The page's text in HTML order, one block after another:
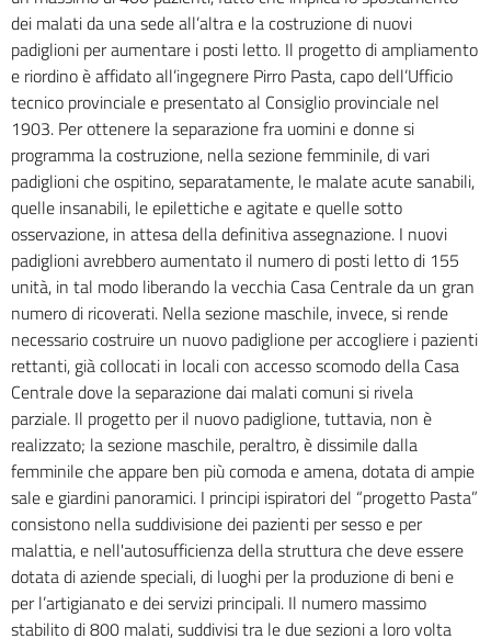
dei malati da una sede all’altra e la costruzione di nuovi
padiglioni per aumentare i posti letto. Il progetto di ampliamento
e riordino è affidato all’ingegnere Pirro Pasta, capo dell’Ufficio
tecnico provinciale e presentato al Consiglio provinciale nel
1903. Per ottenere la separazione fra uomini e donne si
programma la costruzione, nella sezione femminile, di vari
padiglioni che ospitino, separatamente, le malate acute sanabili,
quelle insanabili, le epilettiche e agitate e quelle sotto
osservazione, in attesa della definitiva assegnazione. I nuovi
padiglioni avrebbero aumentato il numero di posti letto di 155
unità, in tal modo liberando la vecchia Casa Centrale da un gran
numero di ricoverati. Nella sezione maschile, invece, si rende
necessario costruire un nuovo padiglione per accogliere i pazienti
rettanti, già collocati in locali con accesso scomodo della Casa
Centrale dove la separazione dai malati comuni si rivela
parziale. Il progetto per il nuovo padiglione, tuttavia, non è
realizzato; la sezione maschile, peraltro, è dissimile dalla
femminile che appare ben più comoda e amena, dotata di ampie
sale e giardini panoramici. I principi ispiratori del “progetto Pasta”
consistono nella suddivisione dei pazienti per sesso e per
malattia, e nell'autosufficienza della struttura che deve essere
dotata di aziende speciali, di luoghi per la produzione di beni e
per l’artigianato e dei servizi principali. Il numero massimo
stabilito di 800 malati, suddivisi tra le due sezioni a loro volta